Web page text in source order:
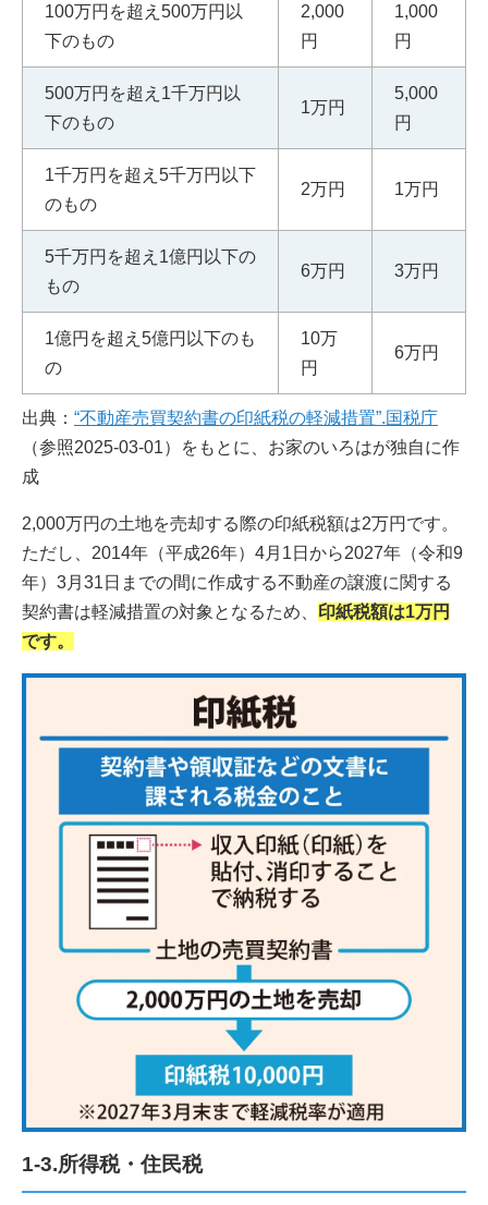
100万円を超え500万円以
下のもの
2,000
円
1,000
円
500万円を超え1千万円以
下のもの
1万円
5,000
円
1千万円を超え5千万円以下
のもの
2万円 1万円
5千万円を超え1億円以下の
もの
6万円 3万円
1億円を超え5億円以下のも
の
10万
円
6万円
出典： “不動産売買契約書の印紙税の軽減措置”.国税庁
（参照2025-03-01）をもとに、お家のいろはが独自に作
成
2,000万円の土地を売却する際の印紙税額は2万円です。
ただし、2014年（平成26年）4月1日から2027年（令和9
年）3月31日までの間に作成する不動産の譲渡に関する
契約書は軽減措置の対象となるため、 印紙税額は1万円
です。
1-3.所得税・住民税